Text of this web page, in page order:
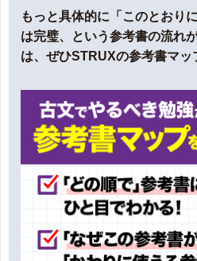
もっと具体的に「このとおり
は完璧、という参考書の流れ
は、ぜひSTRUXの参考書マッ